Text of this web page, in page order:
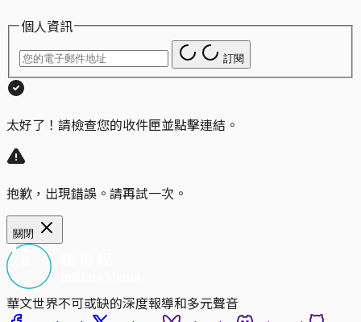
個人資訊
訂閱
太好了！請檢查您的收件匣並點擊連結。
抱歉，出現錯誤。請再試一次。
關閉
華文世界不可或缺的深度報導和多元聲音